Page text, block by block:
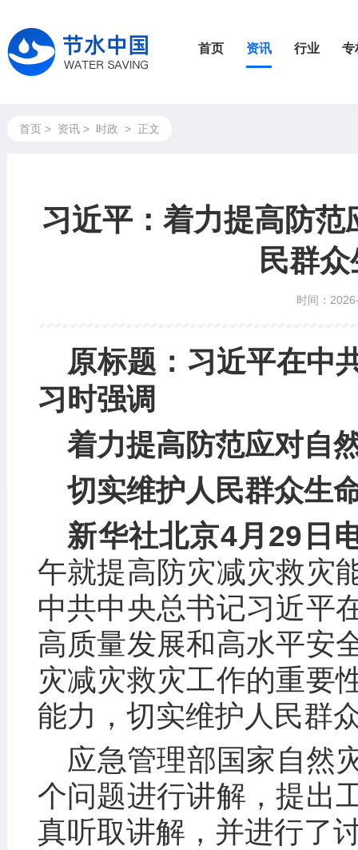
首页 资讯 行业 专
首页> 资讯> 时政 > 正文
习近平：着力提高防
民群
时间：
原标题：习近平在中
习时强调
着力提高防范应对自
切实维护人民群众生
新华社北京4月29
午就提高防灾减灾救灾
中共中央总书记习近平
高质量发展和高水平安
灾减灾救灾工作的重要
能力，切实维护人民群
应急管理部国家自然
个问题进行讲解，提出
真听取讲解，并进行了